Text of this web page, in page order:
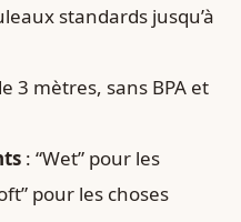
standards jusqu’à
3 mètres, sans BPA et
: “Wet” pour les
pour les choses